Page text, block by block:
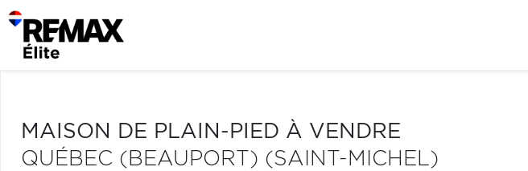
MAISON DE PLAIN-PIED À VENDRE
QUÉBEC (BEAUPORT) (SAINT-MICHEL)